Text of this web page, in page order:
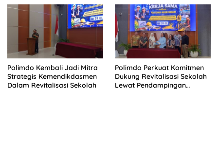
Polimdo Kembali Jadi Mitra
Strategis Kemendikdasmen
Dalam Revitalisasi Sekolah
Polimdo Perkuat Komitmen
Dukung Revitalisasi Sekolah
Lewat Pendampingan